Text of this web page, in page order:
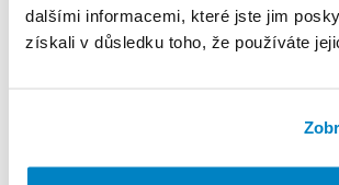
dalšími informacemi, které jste jim
získali v důsledku toho, že používáte
PODMÍNKY
ZÁLOHA A SLEVA Z PŮJČKY